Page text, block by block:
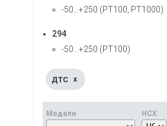
-50...+250 (PT100, PT1000)
294
-50...+250 (PT100)
ДТС x
Модели НСХ